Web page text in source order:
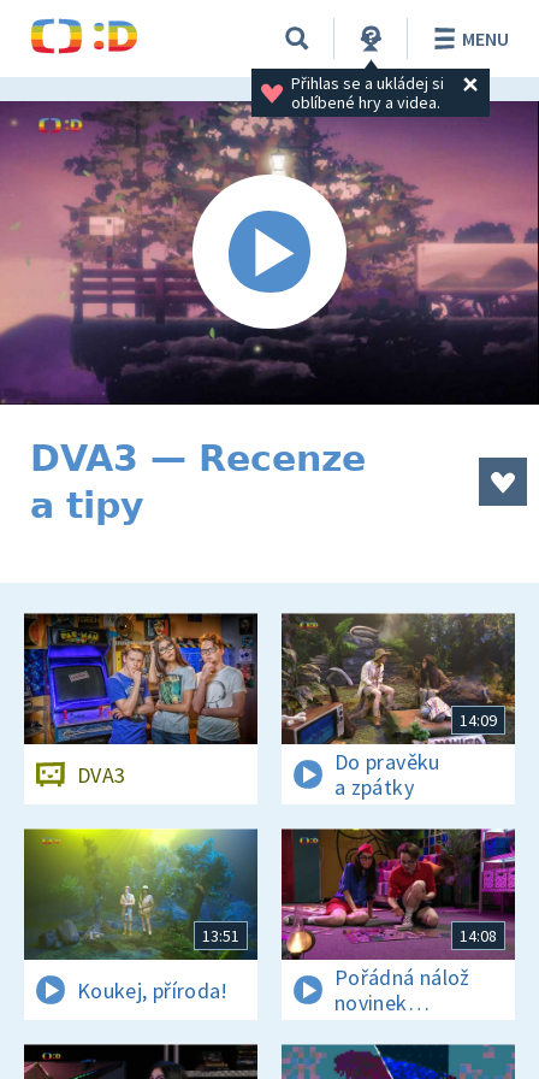
Přihlas se a ukládej si
oblíbené hry a videa.
MENU
DVA3 — Recenze
a tipy
DVA3
14:09
Do pravěku
a zpátky
13:51
Koukej, příroda!
14:08
Pořádná nálož
novinek
a zajímavostí